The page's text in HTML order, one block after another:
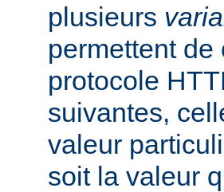
plusieurs
permettent
protocole
suivantes,
valeur
soit la valeur